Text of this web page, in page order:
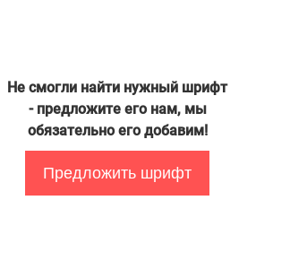
Не смогли найти нужный шрифт
- предложите его нам, мы
обязательно его добавим!
Предложить шрифт